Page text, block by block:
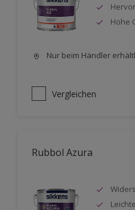
Hohe
Nur beim Händler
Vergleichen
Rubbol Azura